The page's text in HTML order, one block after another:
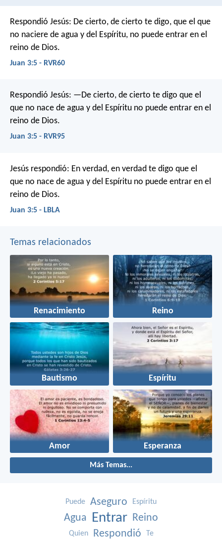
Respondió Jesús: De cierto, de cierto te digo, que el que
no naciere de agua y del Espíritu, no puede entrar en el
reino de Dios.
Juan 3:5 - RVR60
Respondió Jesús: —De cierto, de cierto te digo que el
que no nace de agua y del Espíritu no puede entrar en el
reino de Dios.
Juan 3:5 - RVR95
Jesús respondió: En verdad, en verdad te digo que el
que no nace de agua y del Espíritu no puede entrar en el
reino de Dios.
Juan 3:5 - LBLA
Temas relacionados
Renacimiento Reino
Bautismo Espíritu
Amor Esperanza
Más Temas...
Puede Aseguro Espíritu
Agua Entrar Reino
Quien Respondió Te